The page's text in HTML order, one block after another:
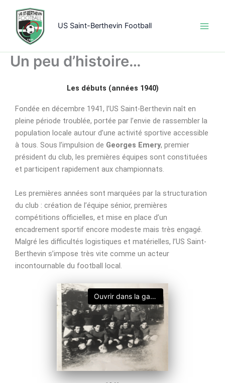
contenu
US Saint-Berthevin Football
Un peu d’histoire…
Les débuts (années 1940)
Fondée en décembre 1941, l’US Saint-Berthevin naît en
pleine période troublée, portée par l’envie de rassembler la
population locale autour d’une activité sportive accessible
à tous. Sous l’impulsion de Georges Emery, premier
président du club, les premières équipes sont constituées
et participent rapidement aux championnats.
Les premières années sont marquées par la structuration
du club : création de l’équipe sénior, premières
compétitions officielles, et mise en place d’un
encadrement sportif encore modeste mais très engagé.
Malgré les difficultés logistiques et matérielles, l’US Saint-
Berthevin s’impose très vite comme un acteur
incontournable du football local.
Ouvrir dans la galerie